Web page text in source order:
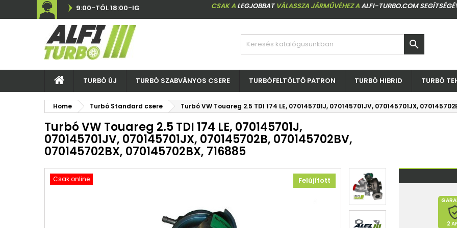
9:00-TÓL 18:00-IG CSAK A LEGJOBBATVÁLASSZA JÁRMŰVÉHEZ AALFI-TURBO.COM

TURBÓ ÚJ TURBÓ SZABVÁNYOS CSERE TURBÓFELTÖLTŐ PATRON TURBÓ HIBRID TURBÓ
Home Turbó Standard csere Turbó VW Touareg 2.5 TDI 174 LE, 070145701J, 070145701JV, 070145701JX,
Turbó VW Touareg 2.5 TDI 174 LE, 070145701J,
070145701JV, 070145701JX, 070145702B, 070145702BV,
070145702BX, 070145702BX, 716885
Csak online Felújított
2